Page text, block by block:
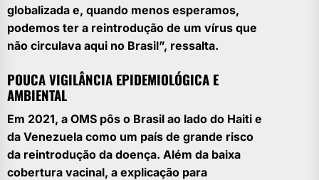
globalizada e, quando menos esperamos,
podemos ter a reintrodução de um vírus que
não circulava aqui no Brasil”, ressalta.
POUCA VIGILÂNCIA EPIDEMIOLÓGICA E
AMBIENTAL
Em 2021, a OMS pôs o Brasil ao lado do Haiti e
da Venezuela como um país de grande risco
da reintrodução da doença. Além da baixa
cobertura vacinal, a explicação para